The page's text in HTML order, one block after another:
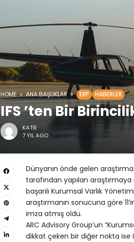
HOME ANA BAŞLIKLAR ERP HABERLER
IFS ’ten Bir
KATIE
7 YIL AGO
Dünyanın önde gelen
tarafından yapılan
başarılı Kurumsal Varlık
araştırmanın sonucuna göre
imza atmış oldu.
ARC Advisory Group’un
dikkat çeken bir diğer nokta ise